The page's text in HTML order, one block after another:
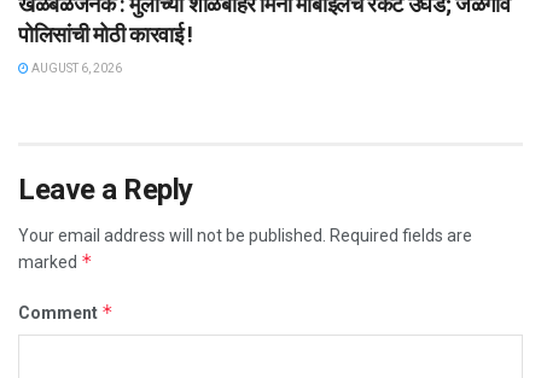
पोलिसांची मोठी कारवाई !
AUGUST 6, 2026
Leave a Reply
Your email address will not be published.
Required fields are
marked *
Comment *